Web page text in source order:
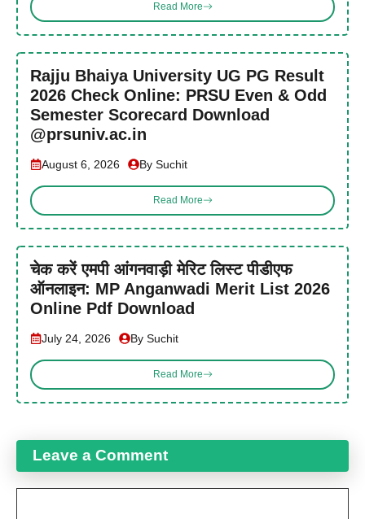
Read More
Rajju Bhaiya University UG PG Result
2026 Check Online: PRSU Even & Odd
Semester Scorecard Download
@prsuniv.ac.in
August 6, 2026 By Suchit
Read More
चेक करें एमपी आंगनवाड़ी मेरिट लिस्ट पीडीएफ
ऑनलाइन: MP Anganwadi Merit List 2026
Online Pdf Download
July 24, 2026 By Suchit
Read More
Leave a Comment